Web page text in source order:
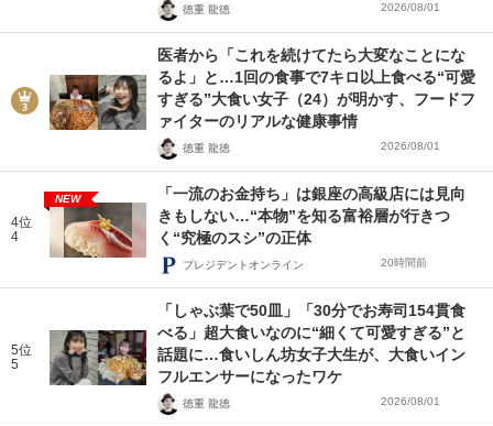
徳重 龍徳 2026/08/01
医者から「これを続けてたら大変なことにな
るよ」と…1回の食事で7キロ以上食べる“可愛
すぎる”大食い女子（24）が明かす、フードフ
ァイターのリアルな健康事情
徳重 龍徳 2026/08/01
4位
4
NEW
「一流のお金持ち」は銀座の高級店には見向
きもしない…“本物”を知る富裕層が行きつ
く“究極のスシ”の正体
プレジデントオンライン 20時間前
5位
5
「しゃぶ葉で50皿」「30分でお寿司154貫食
べる」超大食いなのに“細くて可愛すぎる”と
話題に…食いしん坊女子大生が、大食いイン
フルエンサーになったワケ
徳重 龍徳 2026/08/01